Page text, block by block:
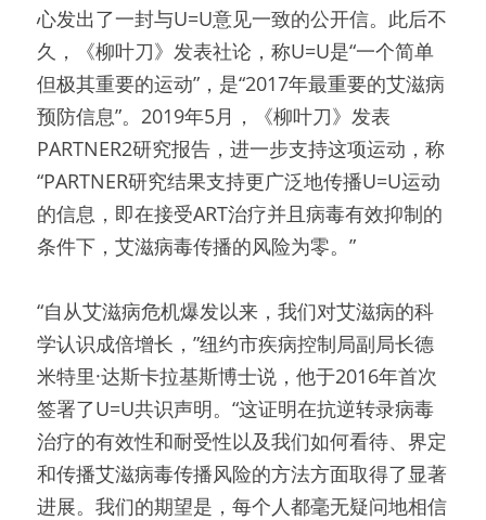
心发出了一封与U=U意见一致的公开信。此后不
久，《柳叶刀》发表社论，称U=U是“一个简单
但极其重要的运动”，是“2017年最重要的艾滋病
预防信息”。2019年5月，《柳叶刀》发表
PARTNER2研究报告，进一步支持这项运动，称
“PARTNER研究结果支持更广泛地传播U=U运动
的信息，即在接受ART治疗并且病毒有效抑制的
条件下，艾滋病毒传播的风险为零。”
“自从艾滋病危机爆发以来，我们对艾滋病的科
学认识成倍增长，”纽约市疾病控制局副局长德
米特里·达斯卡拉基斯博士说，他于2016年首次
签署了U=U共识声明。“这证明在抗逆转录病毒
治疗的有效性和耐受性以及我们如何看待、界定
和传播艾滋病毒传播风险的方法方面取得了显著
进展。我们的期望是，每个人都毫无疑问地相信